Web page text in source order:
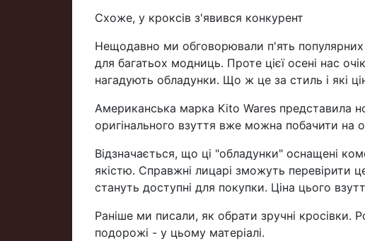
Схоже, у кроксів з'явився конкурент
Нещодавно ми обговорювали п'ять
для багатьох модниць. Проте цієї осені нас
нагадують обладунки. Що ж це за стиль і які
Американська марка Kito Wares представила
оригінального взуття вже можна побачити на
Відзначається, що ці "обладунки" оснащені
якістю. Справжні лицарі зможуть перевірити
стануть доступні для покупки. Ціна цього
Раніше ми писали, як обрати зручні кросівки.
подорожі - у цьому матеріалі.